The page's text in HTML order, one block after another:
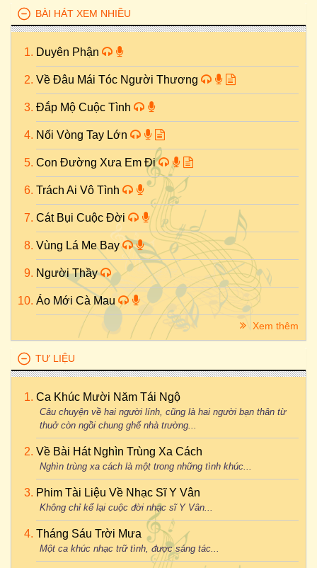
BÀI HÁT XEM NHIỀU
Duyên Phận
Về Đâu Mái Tóc Người Thương
Đắp Mộ Cuộc Tình
Nối Vòng Tay Lớn
Con Đường Xưa Em Đi
Trách Ai Vô Tình
Cát Bụi Cuộc Đời
Vùng Lá Me Bay
Người Thầy
Áo Mới Cà Mau
Xem thêm
TƯ LIỆU
Ca Khúc Mười Năm Tái Ngộ
Câu chuyện về hai người lính, cũng là hai người bạn thân từ
thuở còn ngồi chung ghế nhà trường...
Về Bài Hát Nghìn Trùng Xa Cách
Nghìn trùng xa cách là một trong những tình khúc...
Phim Tài Liệu Về Nhạc Sĩ Y Vân
Không chỉ kể lại cuộc đời nhạc sĩ Y Vân...
Tháng Sáu Trời Mưa
Một ca khúc nhạc trữ tình, được sáng tác...